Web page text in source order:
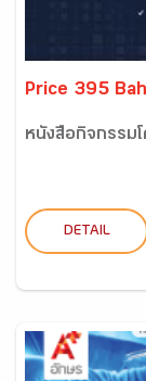
Price 395
หนังสือกิจกรรม
DETAIL